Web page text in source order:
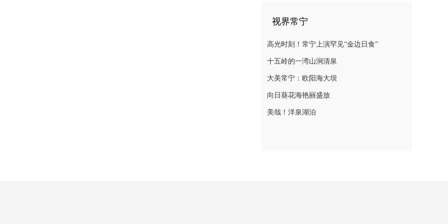
视界常宁
高光时刻！常宁上演罕见“金边日食”
十五岭的一湾山涧清泉
大美常宁：欧阳海大坝
向日葵花海艳丽盛放
美哉！洋泉湖泊